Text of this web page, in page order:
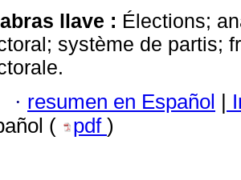
llave : Élections;
système de partis;
· resumen en Español |
(
pdf )